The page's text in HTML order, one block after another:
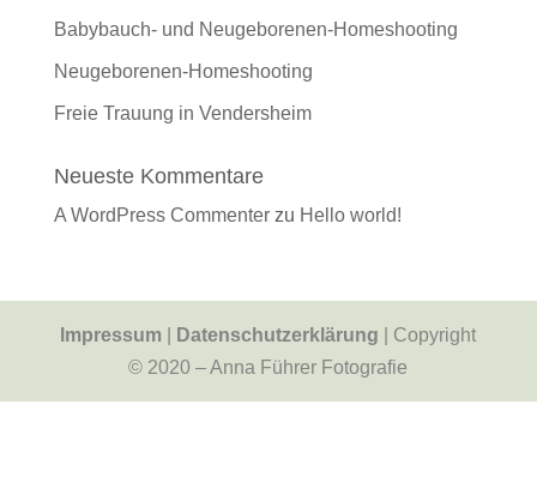
Babybauch- und Neugeborenen-Homeshooting
Neugeborenen-Homeshooting
Freie Trauung in Vendersheim
Neueste Kommentare
A WordPress Commenterzu Hello world!
Impressum Datenschutzerklärung | Copyright
© 2020 – Anna Führer Fotografie